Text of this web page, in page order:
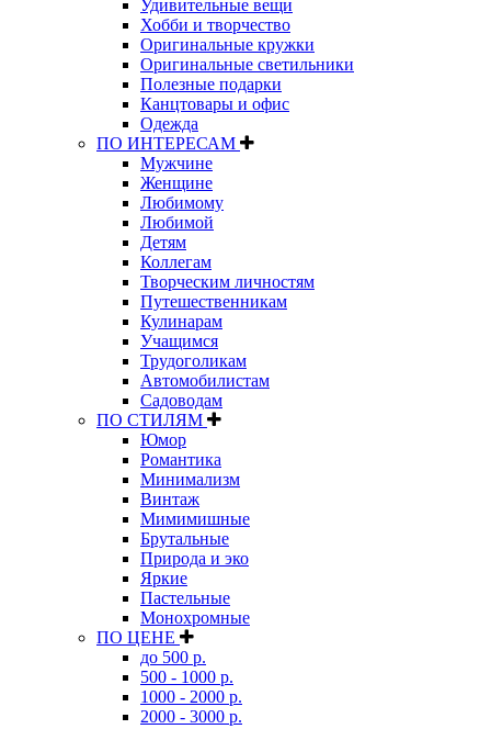
Удивительные вещи
Хобби и творчество
Оригинальные кружки
Оригинальные светильники
Полезные подарки
Канцтовары и офис
Одежда
ПО ИНТЕРЕСАМ
Мужчине
Женщине
Любимому
Любимой
Детям
Коллегам
Творческим личностям
Путешественникам
Кулинарам
Учащимся
Трудоголикам
Автомобилистам
Садоводам
ПО СТИЛЯМ
Юмор
Романтика
Минимализм
Винтаж
Мимимишные
Брутальные
Природа и эко
Яркие
Пастельные
Монохромные
ПО ЦЕНЕ
до 500 р.
500 - 1000 р.
1000 - 2000 р.
2000 - 3000 р.